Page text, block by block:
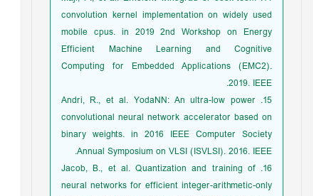
convolution kernel implementation on widely used
mobile cpus. in 2019 2nd Workshop on Energy
Efficient Machine Learning and Cognitive
Computing for Embedded Applications (EMC2).
2019. IEEE.
15. Andri, R., et al. YodaNN: An ultra-low power
convolutional neural network accelerator based on
binary weights. in 2016 IEEE Computer Society
Annual Symposium on VLSI (ISVLSI). 2016. IEEE.
16. Jacob, B., et al. Quantization and training of
neural networks for efficient integer-arithmetic-only